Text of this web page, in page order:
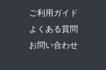
ご利用ガイド
よくある質問
お問い合わせ